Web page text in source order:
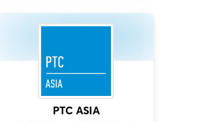
PTC ASIA